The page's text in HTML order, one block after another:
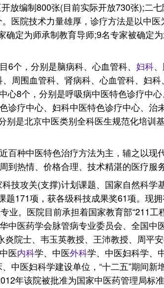
放编制800张(目前实际开放730张);二
医院技术力量雄厚，诊疗方法是以中
定为师承制教育导师;9名专家被确定
个，分别是脑病科、心血管科、 妇科
周围血管科、肾病科、心血管科、妇科、
心8个，分别是呼吸病中医特色诊疗中
诊疗中心、妇科中医特色诊疗中心、
是北京中医类别全科医生规范化培
百种中医特色治疗方法为主，辅之以
热情、价格合理、技术精湛的医疗服务
技攻关(支撑)计划课题、国家自然科
171项，获各级科技成果奖61项。现
业。医院目前承担着国家教育部“211
中医药学会脉管病专业委员会、全国
院士、韦玉英教授、王沛教授、周
医内科学、中医外科学、中医妇科学、
中医妇科学建设单位，“十二五”期间
年该院被批准为国家中医药管理局